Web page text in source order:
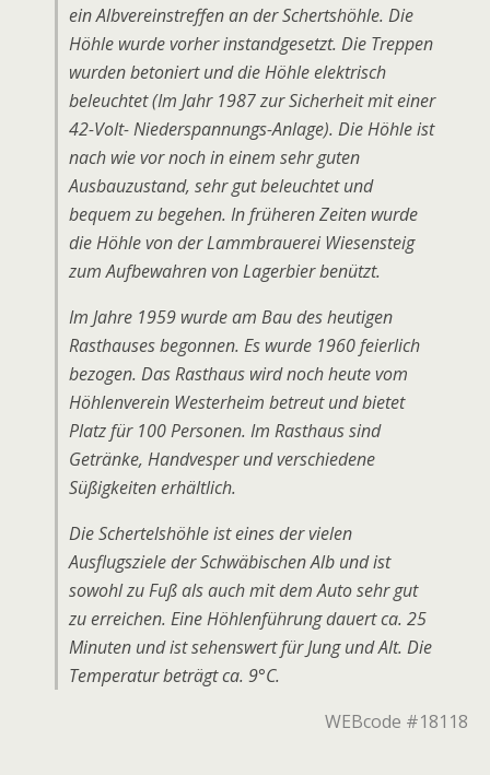
ein Albvereinstreffen an der Schertshöhle. Die
Höhle wurde vorher instandgesetzt. Die Treppen
wurden betoniert und die Höhle elektrisch
beleuchtet (Im Jahr 1987 zur Sicherheit mit einer
42-Volt- Niederspannungs-Anlage). Die Höhle ist
nach wie vor noch in einem sehr guten
Ausbauzustand, sehr gut beleuchtet und
bequem zu begehen. In früheren Zeiten wurde
die Höhle von der Lammbrauerei Wiesensteig
zum Aufbewahren von Lagerbier benützt.
Im Jahre 1959 wurde am Bau des heutigen
Rasthauses begonnen. Es wurde 1960 feierlich
bezogen. Das Rasthaus wird noch heute vom
Höhlenverein Westerheim betreut und bietet
Platz für 100 Personen. Im Rasthaus sind
Getränke, Handvesper und verschiedene
Süßigkeiten erhältlich.
Die Schertelshöhle ist eines der vielen
Ausflugsziele der Schwäbischen Alb und ist
sowohl zu Fuß als auch mit dem Auto sehr gut
zu erreichen. Eine Höhlenführung dauert ca. 25
Minuten und ist sehenswert für Jung und Alt. Die
Temperatur beträgt ca. 9°C.
WEBcode #18118